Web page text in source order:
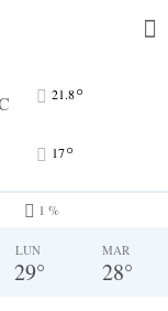
21.8°
17°
1 %
LUN
29°
MAR
28°